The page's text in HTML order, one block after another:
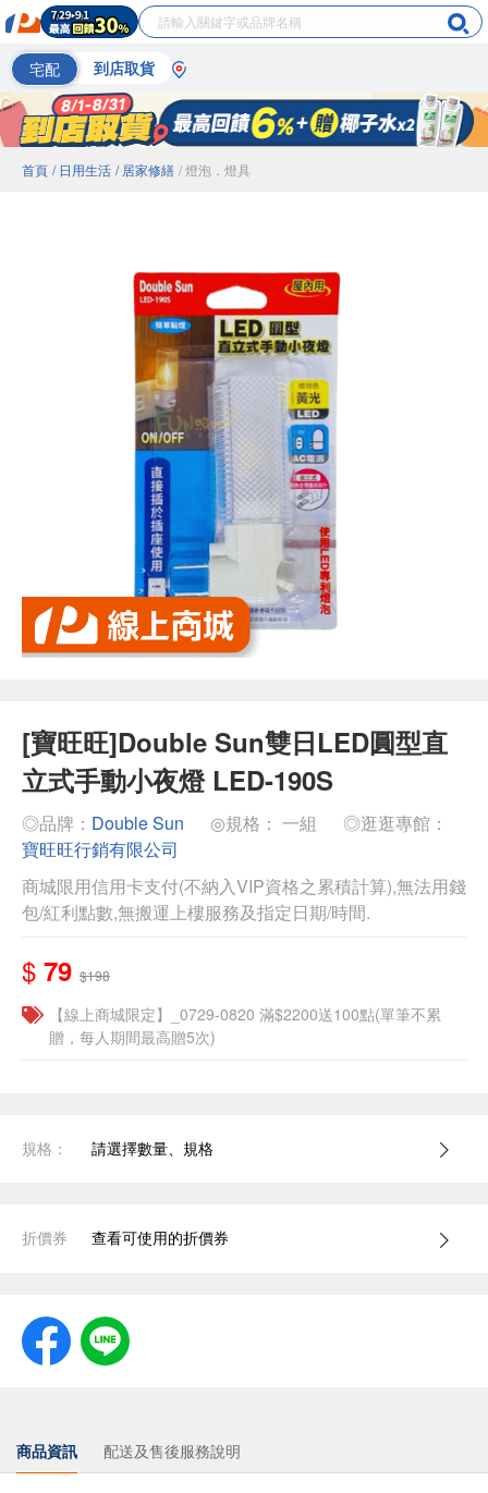
宅配 到店取貨
首頁 / 日用生活 / 居家修繕 / 燈泡．燈具
[寶旺旺]Double Sun雙日LED圓型直
立式手動小夜燈 LED-190S
◎品牌： Double Sun ◎規格： 一組
◎逛逛專館：
寶旺旺行銷有限公司
商城限用信用卡支付(不納入VIP資格之累積計算),無法用錢
包/紅利點數,無搬運上樓服務及指定日期/時間.
$ 79 $198
【線上商城限定】_0729-0820 滿$2200送100點(單筆不累
贈，每人期間最高贈5次)
規格： 請選擇數量、規格
折價券 查看可使用的折價券
商品資訊 配送及售後服務說明